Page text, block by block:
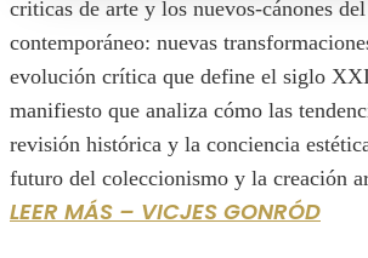
criticas de arte y los nuevos-cánones
contemporáneo: nuevas
evolución crítica que define el siglo
manifiesto que analiza cómo las
revisión histórica y la conciencia
futuro del coleccionismo y la creación
LEER MÁS – VICJES GONRÓD